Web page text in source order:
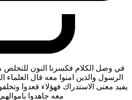
في وصل الكلام فكسرنا النون للتخلص
الرسول والذين امنوا معه قال
يفيد معنى الاستدراك فهؤلاء قعدوا
معه جاهدوا